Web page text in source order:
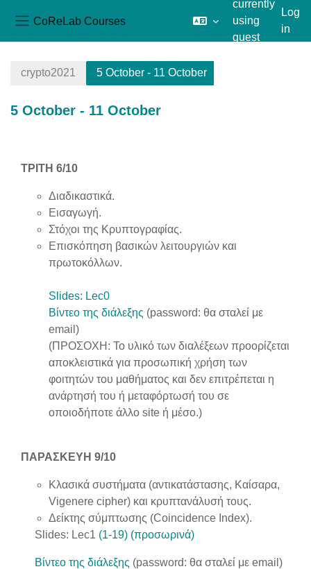
CoReLab Courses
currently
using
guest
Log
in
crypto2021 5 October - 11 October
5 October - 11 October
ΤΡΙΤΗ 6/10
Διαδικαστικά.
Εισαγωγή.
Στόχοι της Κρυπτογραφίας.
Επισκόπηση βασικών λειτουργιών και
πρωτοκόλλων.
Slides: Lec0
Βίντεο της διάλεξης (password: θα σταλεί με
email)
(ΠΡΟΣΟΧΗ: Το υλικό των διαλέξεων προορίζεται
αποκλειστικά για προσωπική χρήση των
φοιτητών του μαθήματος και δεν επιτρέπεται η
ανάρτησή του ή μεταφόρτωσή του σε
οποιοδήποτε άλλο site ή μέσο.)
ΠΑΡΑΣΚΕΥΗ 9/10
Κλασικά συστήματα (αντικατάστασης, Καίσαρα,
Vigenere cipher) και κρυπτανάλυσή τους.
Δείκτης σύμπτωσης (Coincidence Index).
Slides: Lec1 (1-19) (προσωρινά)
Βίντεο της διάλεξης (password: θα σταλεί με email)